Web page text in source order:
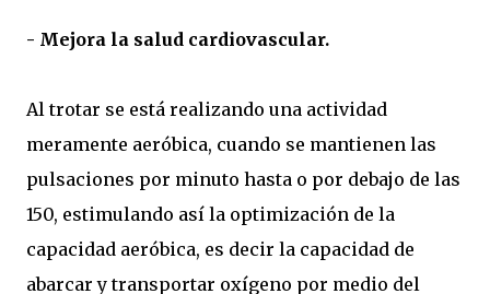
- Mejora la salud cardiovascular.
Al trotar se está realizando una actividad
meramente aeróbica, cuando se mantienen las
pulsaciones por minuto hasta o por debajo de las
150, estimulando así la optimización de la
capacidad aeróbica, es decir la capacidad de
abarcar y transportar oxígeno por medio del